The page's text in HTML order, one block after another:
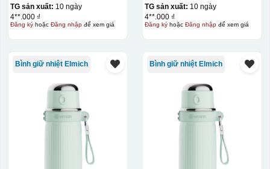
TG sản xuất: 10 ngày
4**.000 ₫
Đăng kýhoặc Đăng nhậpđể xem giá
TG sản xuất: 10 ngày
4**.000 ₫
Đăng kýhoặc Đăng nhậpđể xem giá
Bình giữ nhiệt Elmich Bình giữ nhiệt Elmich